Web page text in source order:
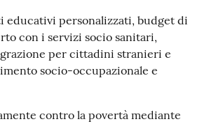
educativi personalizzati, budget di
con i servizi socio sanitari,
per cittadini stranieri e
socio-occupazionale e
contro la povertà mediante